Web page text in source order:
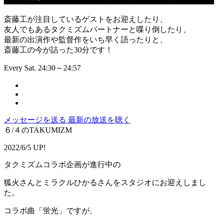
斎藤工が注目しているゲストをお迎えしたり、
友人でもあるタクミズムパートナーと喋り倒したり、
最新の出演作や監督作をいち早く語ったりと、
斎藤工の今が詰った30分です！
Every Sat. 24:30～24:57
メッセージを送る 最新の放送を聴く
６/４のTAKUMIZM
2022/6/5 UP!
タクミズムコラボ企画が進行中の
狐火さんとミラクルひかるさんをスタジオにお迎えしまし
た。
コラボ曲「蛍光」ですが、